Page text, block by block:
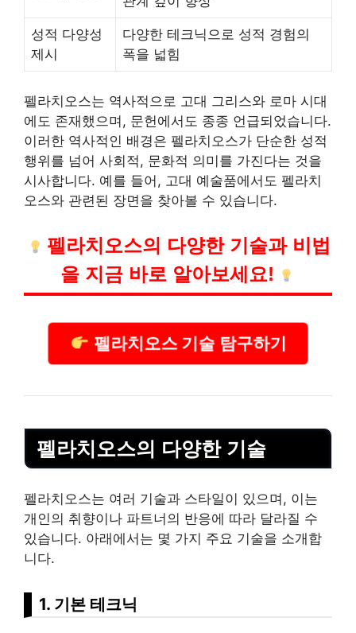
성적 다양성
제시
다양한 테크닉으로 성적 경험의
폭을 넓힘
펠라치오스는 역사적으로 고대 그리스와 로마 시대
에도 존재했으며, 문헌에서도 종종 언급되었습니다.
이러한 역사적인 배경은 펠라치오스가 단순한 성적
행위를 넘어 사회적, 문화적 의미를 가진다는 것을
시사합니다. 예를 들어, 고대 예술품에서도 펠라치
오스와 관련된 장면을 찾아볼 수 있습니다.
펠라치오스의 다양한 기술과 비법
을 지금 바로 알아보세요!
펠라치오스 기술 탐구하기
펠라치오스의 다양한 기술
펠라치오스는 여러 기술과 스타일이 있으며, 이는
개인의 취향이나 파트너의 반응에 따라 달라질 수
있습니다. 아래에서는 몇 가지 주요 기술을 소개합
니다.
1. 기본 테크닉